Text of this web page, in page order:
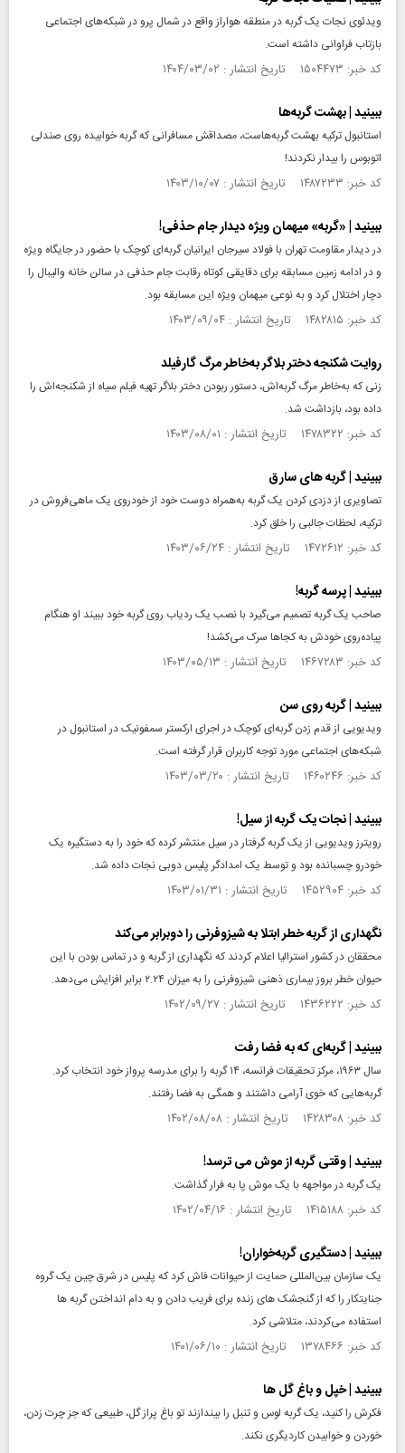
ویدئوی نجات یک گربه در منطقه هواراز واقع در شمال پرو در شبکه‌های اجتماعی
بازتاب فراوانی داشته است.
کد خبر: ۱۵۰۴۴۷۳ تاریخ انتشار : ۱۴۰۴/۰۳/۰۲
ببینید | بهشت گربه‌ها
استانبول ترکیه بهشت گربه‌هاست، مصداقش مسافرانی که گربه خوابیده روی صندلی
اتوبوس را بیدار نکردند!
کد خبر: ۱۴۸۷۲۳۳ تاریخ انتشار : ۱۴۰۳/۱۰/۰۷
ببینید | «گربه» میهمان ویژه دیدار جام حذفی!
در دیدار مقاومت تهران با فولاد سیرجان ایرانیان گربه‌ای کوچک با حضور در جایگاه ویژه
و در ادامه زمین مسابقه برای دقایقی کوتاه رقابت جام حذفی در سالن خانه والیبال را
دچار اختلال کرد و به نوعی میهمان ویژه این مسابقه بود.
کد خبر: ۱۴۸۲۸۱۵ تاریخ انتشار : ۱۴۰۳/۰۹/۰۴
روایت شکنجه دختر بلاگر به‌خاطر مرگ گارفیلد
زنی که به‌خاطر مرگ گربه‌‌اش، دستور ربودن دختر بلاگر تهیه فیلم سیاه از شکنجه‌‌اش را
داده بود، بازداشت شد.
کد خبر: ۱۴۷۸۳۲۲ تاریخ انتشار : ۱۴۰۳/۰۸/۰۱
ببینید | گربه‌ های سارق
تصاویری از دزدی کردن یک گربه به‌همراه دوست خود از خودروی یک ماهی‌فروش در
ترکیه، لحظات جالبی را خلق کرد.
کد خبر: ۱۴۷۲۶۱۲ تاریخ انتشار : ۱۴۰۳/۰۶/۲۴
ببینید | پرسه گربه!
صاحب یک گربه تصمیم می‌گیرد با نصب یک ردیاب روی گربه خود ببیند او هنگام
پیاده‌روی خودش به کجاها سرک می‌کشد!
کد خبر: ۱۴۶۷۲۸۳ تاریخ انتشار : ۱۴۰۳/۰۵/۱۳
ببینید | گربه روی سن
ویدیویی از قدم زدن گربه‌ای کوچک در اجرای ارکستر سمفونیک در استانبول در
شبکه‌های اجتماعی مورد توجه کاربران قرار گرفته است.
کد خبر: ۱۴۶۰۲۴۶ تاریخ انتشار : ۱۴۰۳/۰۳/۲۰
ببینید | نجات یک گربه از سیل!
رویترز ویدیویی از یک گربه گرفتار در سیل منتشر کرده که خود را به دستگیره یک
خودرو چسبانده بود و توسط یک امدادگر پلیس دوبی نجات داده شد.
کد خبر: ۱۴۵۲۹۰۴ تاریخ انتشار : ۱۴۰۳/۰۱/۳۱
نگهداری از گربه خطر ابتلا به شیزوفرنی را دوبرابر می‌کند
محققان در کشور استرالیا اعلام کردند که نگهداری از گربه و در تماس بودن با این
حیوان خطر بروز بیماری ذهنی شیزوفرنی را به میزان ۲.۲۴ برابر افزایش می‌دهد.
کد خبر: ۱۴۳۶۲۲۲ تاریخ انتشار : ۱۴۰۲/۰۹/۲۷
ببینید | گربه‌ای که به فضا رفت
سال ۱۹۶۳، مرکز تحقیقات فرانسه، ۱۴ گربه را برای مدرسه پرواز خود انتخاب کرد.
گربه‌هایی که خوی آرامی داشتند و همگی به فضا رفتند.
کد خبر: ۱۴۲۸۳۰۸ تاریخ انتشار : ۱۴۰۲/۰۸/۰۸
ببینید | وقتی گربه از موش می ترسد!
یک گربه در مواجهه با یک موش پا به فرار گذاشت.
کد خبر: ۱۴۱۵۱۸۸ تاریخ انتشار : ۱۴۰۲/۰۴/۱۶
ببینید | دستگیری گربه‌خواران!
یک سازمان بین‌المللی حمایت از حیوانات فاش کرد که پلیس در شرق چین یک گروه
جنایتکار را که از گنجشک‌ های زنده برای فریب دادن و به دام انداختن گربه‌ ها
استفاده می‌کردند، متلاشی کرد.
کد خبر: ۱۳۷۸۴۶۶ تاریخ انتشار : ۱۴۰۱/۰۶/۱۰
ببینید | خپل و باغ گل ها
فکرش را کنید، یک گربه لوس و تنبل را بیندازند تو باغ پراز گل، طبیعی که جز چرت زدن،
خوردن و خوابیدن کاردیگری نکند.